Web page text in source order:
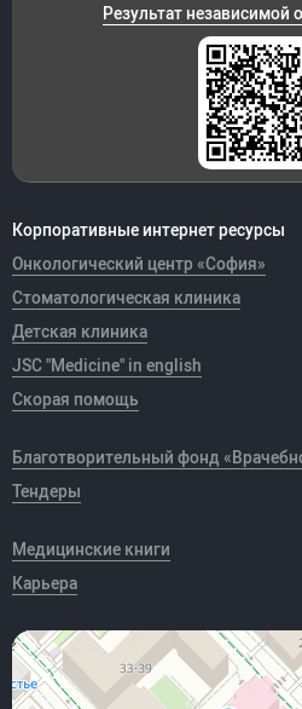
Корпоративные интернет ресурсы
Онкологический центр «София»
Стоматологическая клиника
Детская клиника
JSC "Medicine" in english
Скорая помощь
Благотворительный фонд
Тендеры
Медицинские книги
Карьера
Результат независимой